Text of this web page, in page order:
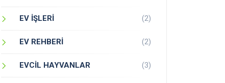
EV İŞLERİ (2)
EV REHBERİ (2)
EVCİL HAYVANLAR (3)